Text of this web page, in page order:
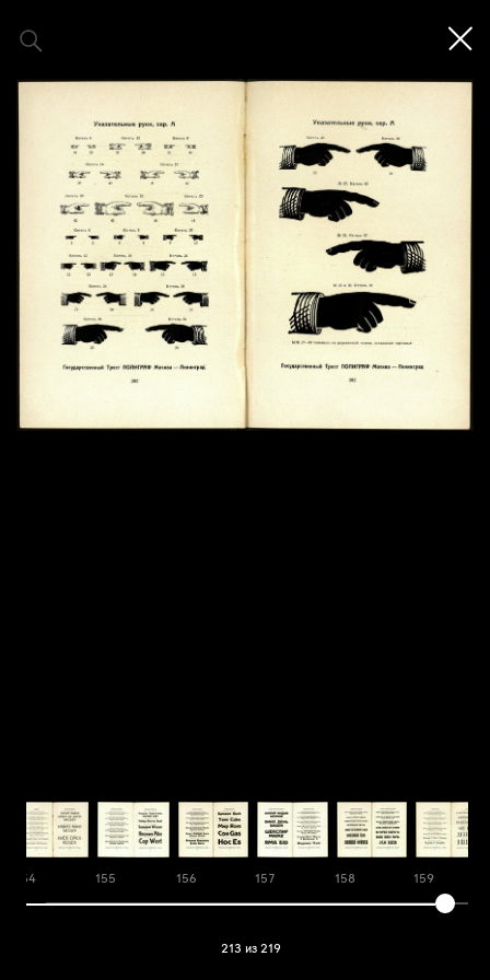
154 155 156 157 158 159
213 из 219